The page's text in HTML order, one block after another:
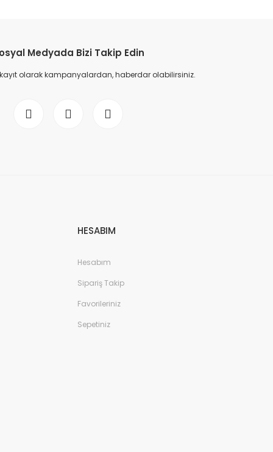
Medyada Bizi Takip Edin
olarak kampanyalardan, haberdar olabilirsiniz.
HESABIM
Hesabım
Sipariş Takip
Favorileriniz
Sepetiniz